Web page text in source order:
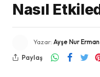
Nasıl
Yazar: Ayşe Nur Erman
Paylaş